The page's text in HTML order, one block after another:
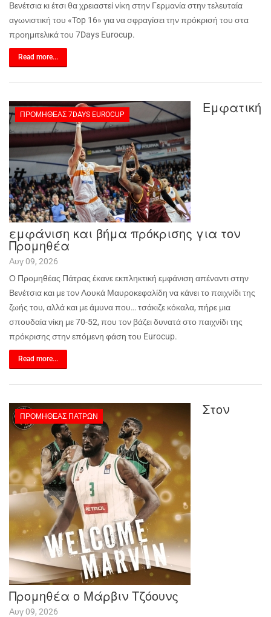
Βενέτσια κι έτσι θα χρειαστεί νίκη στην Γερμανία στην τελευταία
αγωνιστική του «Top 16» για να σφραγίσει την πρόκρισή του στα
προημιτελικά του 7Days Eurocup.
Read more...
ΠΡΟΜΗΘΈΑΣ 7DAYS EUROCUP Εμφατική
εμφάνιση και βήμα πρόκρισης για τον
Προμηθέα
Αυγ 09, 2026
Ο Προμηθέας Πάτρας έκανε εκπληκτική εμφάνιση απέναντι στην
Βενέτσια και με τον Λουκά Μαυροκεφαλίδη να κάνει το παιχνίδι της
ζωής του, αλλά και με άμυνα που… τσάκιζε κόκαλα, πήρε μια
σπουδαία νίκη με 70-52, που τον βάζει δυνατά στο παιχνίδι της
πρόκρισης στην επόμενη φάση του Eurocup.
Read more...
ΠΡΟΜΗΘΈΑΣ ΠΑΤΡΏΝ Στον
Προμηθέα ο Μάρβιν Τζόουνς
Αυγ 09, 2026